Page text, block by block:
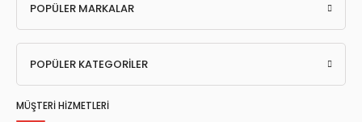
POPÜLER MARKALAR
POPÜLER KATEGORİLER
MÜŞTERİ HİZMETLERİ